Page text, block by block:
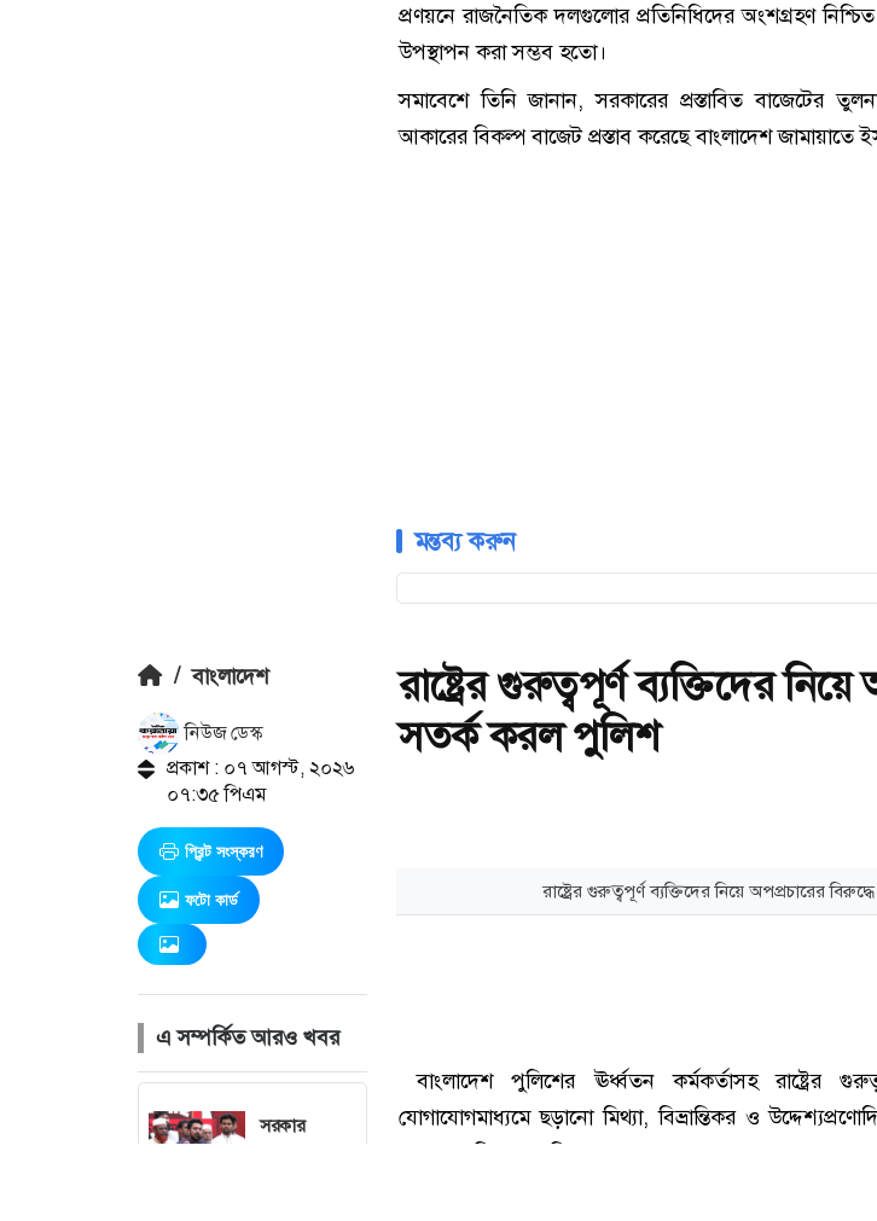
প্রণয়নে রাজনৈতিক দলগুলোর প্রতিনিধিদের অংশগ্রহণ
উপস্থাপন করা সম্ভব হতো।
সমাবেশে তিনি জানান, সরকারের প্রস্তাবিত বাজেটের
আকারের বিকল্প বাজেট প্রস্তাব করেছে বাংলাদেশ জামায়াতে
মন্তব্য করুন
/ বাংলাদেশ
নিউজ ডেস্ক
প্রকাশ : ০৭ আগস্ট, ২০২৬
০৭:৩৫ পিএম
প্রিন্ট সংস্করণ
ফটো কার্ড
এ সম্পর্কিত আরও খবর
সরকার
রাষ্ট্রের গুরুত্বপূর্ণ ব্যক্তিদের
সতর্ক করল পুলিশ